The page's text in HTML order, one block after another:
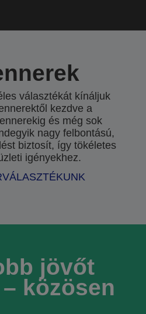
választékát kínáljuk
kezdve a
és még sok
nagy felbontású,
biztosít, így tökéletes
igényekhez.
jövőt
közösen